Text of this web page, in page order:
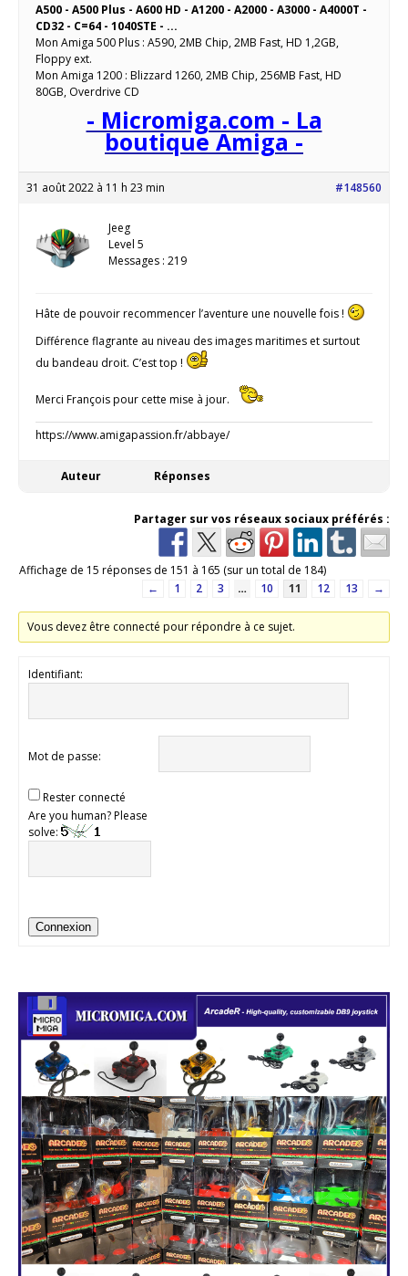
A500 - A500 Plus - A600 HD - A1200 - A2000 - A3000 - A4000T -
CD32 - C=64 - 1040STE - ...
Mon Amiga 500 Plus : A590, 2MB Chip, 2MB Fast, HD 1,2GB,
Floppy ext.
Mon Amiga 1200 : Blizzard 1260, 2MB Chip, 256MB Fast, HD
80GB, Overdrive CD
- Micromiga.com - La
boutique Amiga -
31 août 2022 à 11 h 23 min #148560
Jeeg
Level 5
Messages : 219
Hâte de pouvoir recommencer l’aventure une nouvelle fois !
Différence flagrante au niveau des images maritimes et surtout
du bandeau droit. C’est top !
Merci François pour cette mise à jour.
https://www.amigapassion.fr/abbaye/
Auteur Réponses
Partager sur vos réseaux sociaux préférés :
Affichage de 15 réponses de 151 à 165 (sur un total de 184)
←
1 2 3 … 10 11 12 13 →
Vous devez être connecté pour répondre à ce sujet.
Identifiant:
Mot de passe:
Rester connecté
Are you human? Please
solve:
Connexion